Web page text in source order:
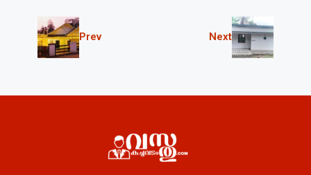
Prev Next